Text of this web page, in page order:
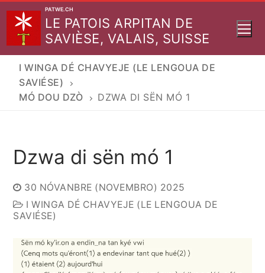
Aller
contenu
PATWE.CH
LE PATOIS ARPITAN DE
SAVIÈSE, VALAIS, SUISSE
I WINGA DÉ CHAVYEJE (LE LENGOUA DE
SAVIÉSE)
MÓ DOU DZÒ
DZWA DI SËN MÓ 1
Dzwa di sën mó 1
30 NÓVANBRE (NOVEMBRO) 2025
I WINGA DÉ CHAVYEJE (LE LENGOUA DE
SAVIÉSE)